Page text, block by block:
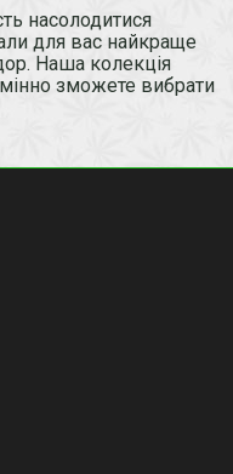
насолодитися
для вас найкраще
Наша колекція
зможете вибрати